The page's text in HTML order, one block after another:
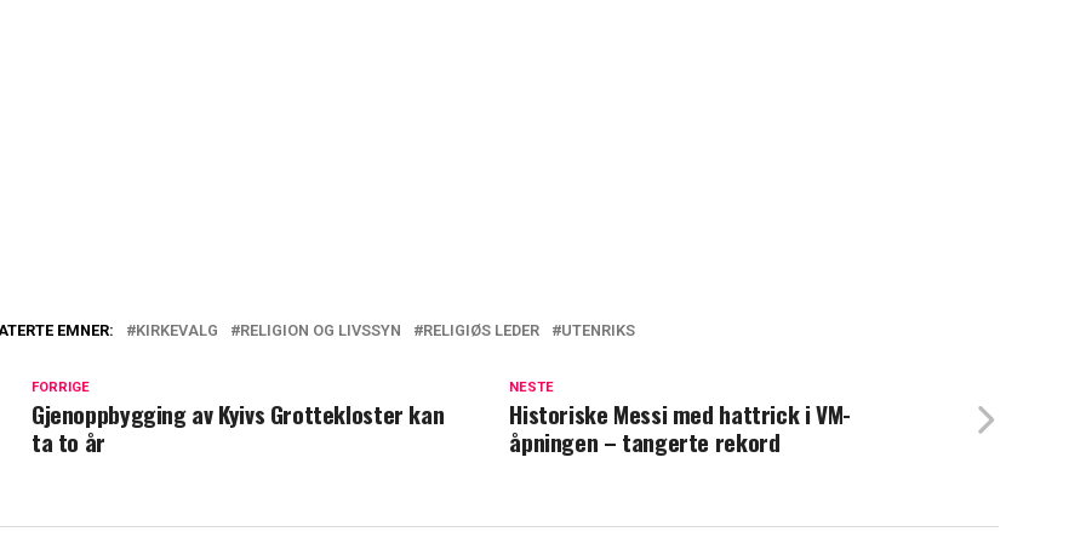
EMNER: KIRKEVALG RELIGION OG LIVSSYN RELIGIØS LEDER UTENRIKS
NESTE
Historiske Messi med hattrick i VM-
åpningen – tangerte rekord
FORRIGE
Gjenoppbygging av Kyivs Grottekloster kan
ta to år